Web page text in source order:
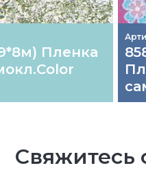
Пленка
Свяжитесь